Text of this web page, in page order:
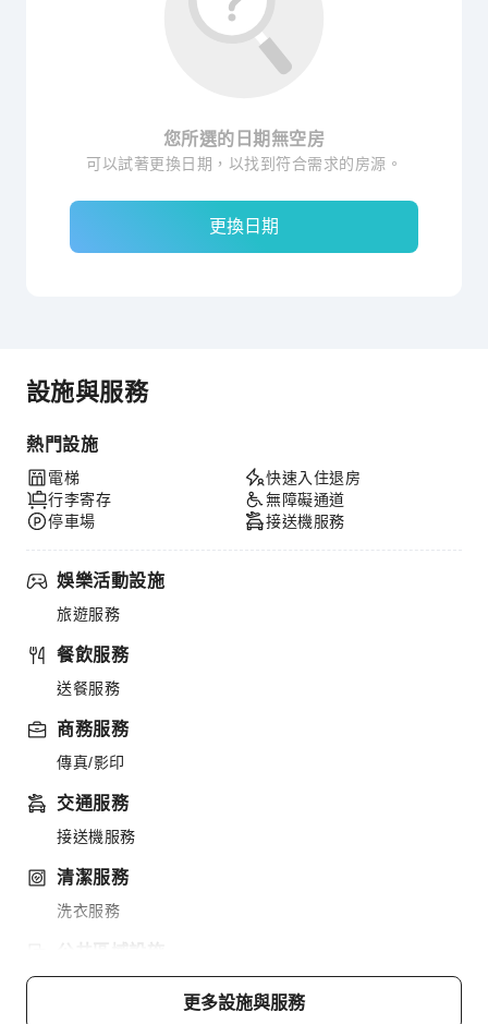
您所選的日期無空房
可以試著更換日期，以找到符合需求的房源。
更換日期
設施與服務
熱門設施
電梯
行李寄存
停車場
快速入住退房
無障礙通道
接送機服務
娛樂活動設施
旅遊服務
餐飲服務
送餐服務
商務服務
傳真/影印
交通服務
接送機服務
清潔服務
洗衣服務
更多設施與服務